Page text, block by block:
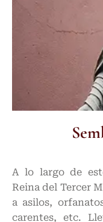
A lo largo de
Reina del Tercer
a asilos,
carentes, etc.